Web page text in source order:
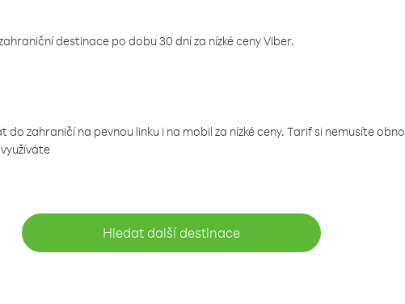
destinace po dobu 30 dní za nízké ceny Viber.
zahraničí na pevnou linku i na mobil za nízké ceny. Tarif si nemusíte
Hledat další destinace